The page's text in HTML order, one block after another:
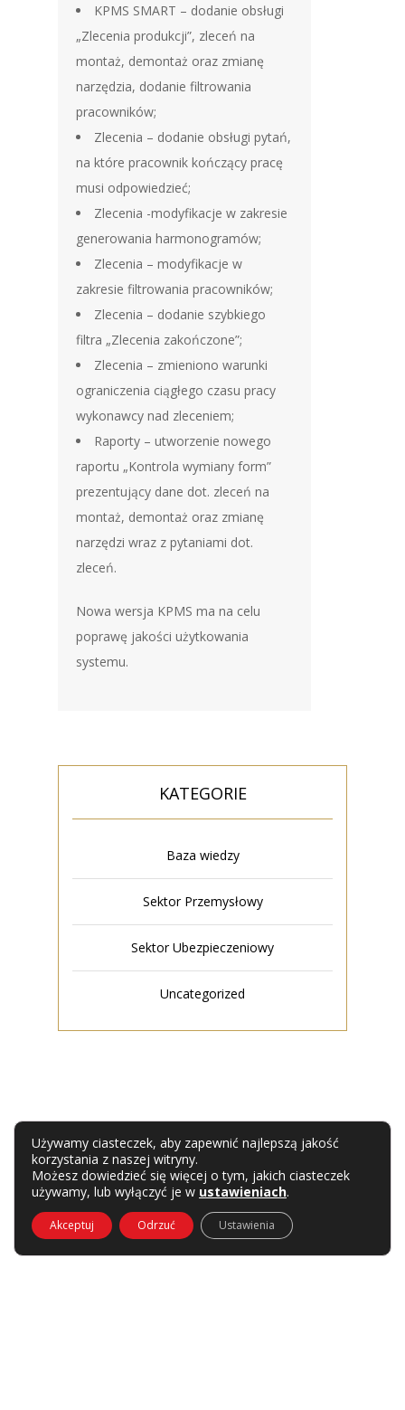
KPMS SMART – dodanie obsługi
„Zlecenia produkcji”, zleceń na
montaż, demontaż oraz zmianę
narzędzia, dodanie filtrowania
pracowników;
Zlecenia – dodanie obsługi pytań,
na które pracownik kończący pracę
musi odpowiedzieć;
Zlecenia -modyfikacje w zakresie
generowania harmonogramów;
Zlecenia – modyfikacje w
zakresie filtrowania pracowników;
Zlecenia – dodanie szybkiego
filtra „Zlecenia zakończone”;
Zlecenia – zmieniono warunki
ograniczenia ciągłego czasu pracy
wykonawcy nad zleceniem;
Raporty – utworzenie nowego
raportu „Kontrola wymiany form”
prezentujący dane dot. zleceń na
montaż, demontaż oraz zmianę
narzędzi wraz z pytaniami dot.
zleceń.
Nowa wersja KPMS ma na celu
poprawę jakości użytkowania
systemu.
KATEGORIE
Baza wiedzy
Sektor Przemysłowy
Sektor Ubezpieczeniowy
Uncategorized
Używamy ciasteczek, aby zapewnić najlepszą jakość
korzystania z naszej witryny.
Możesz dowiedzieć się więcej o tym, jakich ciasteczek
używamy, lub wyłączyć je w ustawieniach.
Akceptuj Odrzuć Ustawienia